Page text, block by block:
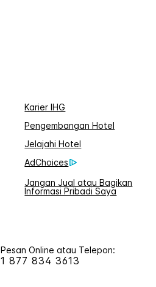
Karier IHG
Pengembangan Hotel
Jelajahi Hotel
AdChoices
Jangan Jual atau Bagikan
Informasi Pribadi Saya
Pesan Online atau Telepon:
1 877 834 3613